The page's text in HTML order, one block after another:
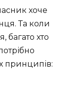
хоче
Та коли
багато хто
принципів: